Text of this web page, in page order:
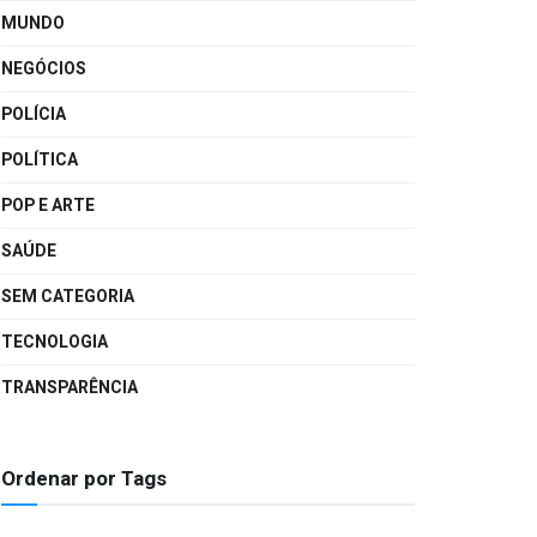
MUNDO
NEGÓCIOS
POLÍCIA
POLÍTICA
POP E ARTE
SAÚDE
SEM CATEGORIA
TECNOLOGIA
TRANSPARÊNCIA
Ordenar por Tags